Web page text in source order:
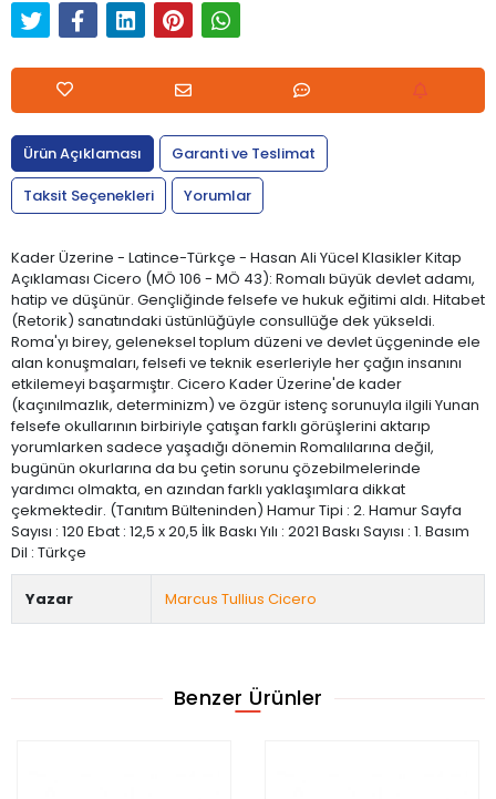
Ürün Açıklaması
Garanti ve Teslimat
Taksit Seçenekleri
Yorumlar
Kader Üzerine - Latince-Türkçe - Hasan Ali Yücel Klasikler Kitap
Açıklaması Cicero (MÖ 106 - MÖ 43): Romalı büyük devlet adamı,
hatip ve düşünür. Gençliğinde felsefe ve hukuk eğitimi aldı. Hitabet
(Retorik) sanatındaki üstünlüğüyle consullüğe dek yükseldi.
Roma'yı birey, geleneksel toplum düzeni ve devlet üçgeninde ele
alan konuşmaları, felsefi ve teknik eserleriyle her çağın insanını
etkilemeyi başarmıştır. Cicero Kader Üzerine'de kader
(kaçınılmazlık, determinizm) ve özgür istenç sorunuyla ilgili Yunan
felsefe okullarının birbiriyle çatışan farklı görüşlerini aktarıp
yorumlarken sadece yaşadığı dönemin Romalılarına değil,
bugünün okurlarına da bu çetin sorunu çözebilmelerinde
yardımcı olmakta, en azından farklı yaklaşımlara dikkat
çekmektedir. (Tanıtım Bülteninden) Hamur Tipi : 2. Hamur Sayfa
Sayısı : 120 Ebat : 12,5 x 20,5 İlk Baskı Yılı : 2021 Baskı Sayısı : 1. Basım
Dil : Türkçe
Yazar Marcus Tullius Cicero
Benzer Ürünler